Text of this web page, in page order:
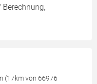
(17km von 66976